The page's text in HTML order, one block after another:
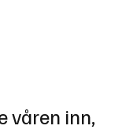
våren inn,